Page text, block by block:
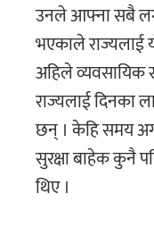
उनले आफ्ना सबै
भएकाले राज्यलाई
अहिले व्यवसायिक
राज्यलाई दिनका
छन् । केहि समय
सुरक्षा बाहेक कुनै
थिए ।